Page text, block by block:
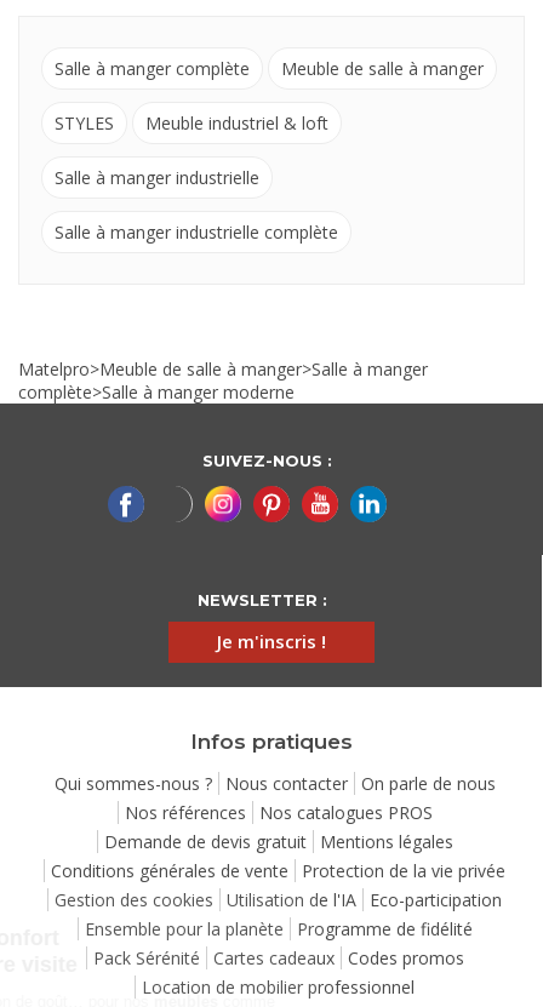
Salle à manger complète Meuble de salle à manger
STYLES Meuble industriel & loft
Salle à manger industrielle
Salle à manger industrielle complète
Matelpro>Meuble de salle à manger>Salle à manger
complète>Salle à manger moderne
SUIVEZ-NOUS :
NEWSLETTER :
Je m'inscris !
Infos pratiques
Qui sommes-nous ? Nous contacter
On parle de nous
Nos références
Nos catalogues PROS
Demande de devis gratuit
Mentions légales
Conditions générales de vente
Protection de la vie privée
Gestion des cookies
Utilisation de l'IA
Eco-participation
Ensemble pour la planète
Programme de fidélité
Pack Sérénité
Cartes cadeaux
Codes promos
Location de mobilier professionnel
Continuer sans accepter
Chez Matelpro, le confort
commence dès votre visite
, c'est une question de goût… pour nos